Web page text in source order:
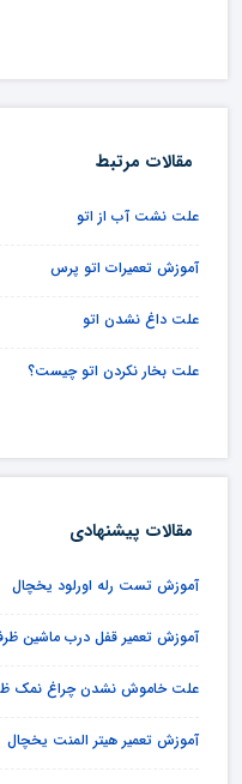
مقالات مرتبط
علت نشت آب از اتو
آموزش تعمیرات اتو پرس
علت داغ نشدن اتو
علت بخار نکردن اتو چیست؟
مقالات پیشنهادی
آموزش تست رله اورلود یخچال
آموزش تعمیر قفل درب ماشین
علت خاموش نشدن چراغ نمک
آموزش تعمیر هیتر المنت یخچال